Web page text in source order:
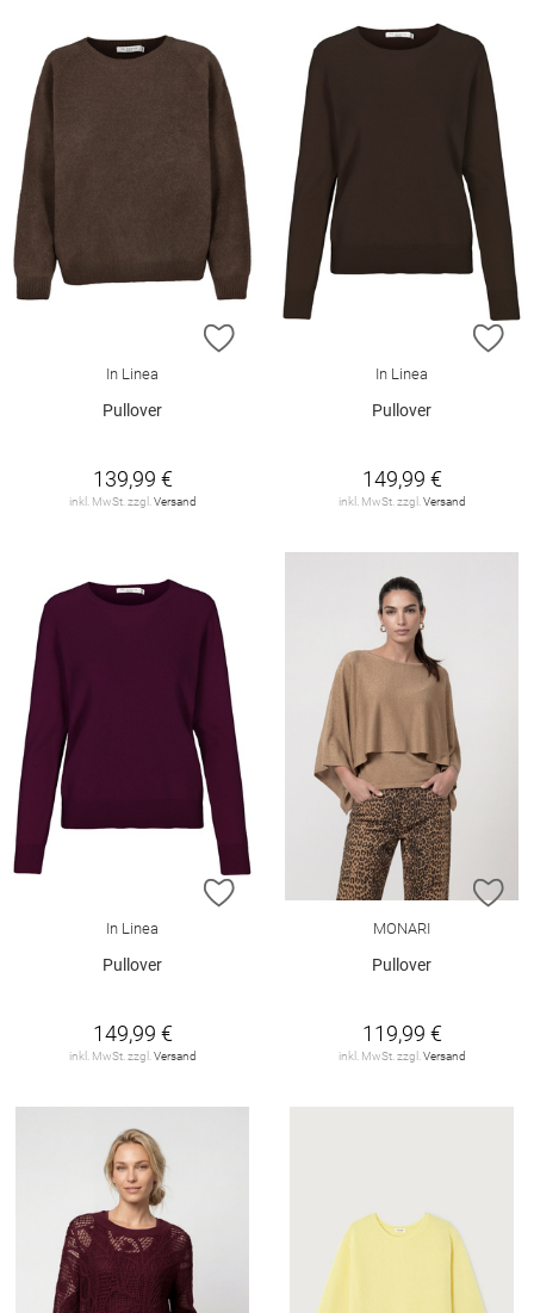
ZUR WUNSCHLISTE HINZUFÜGEN
In Linea
Pullover
139,99 €
inkl. MwSt. zzgl. Versand
In Linea
Pullover
149,99 €
inkl. MwSt. zzgl. Versand
ZUR WUNSCHLISTE HINZUFÜGEN
In Linea
Pullover
149,99 €
inkl. MwSt. zzgl.Versand
MONARI
Pullover
119,99 €
inkl. MwSt. zzgl.Versand